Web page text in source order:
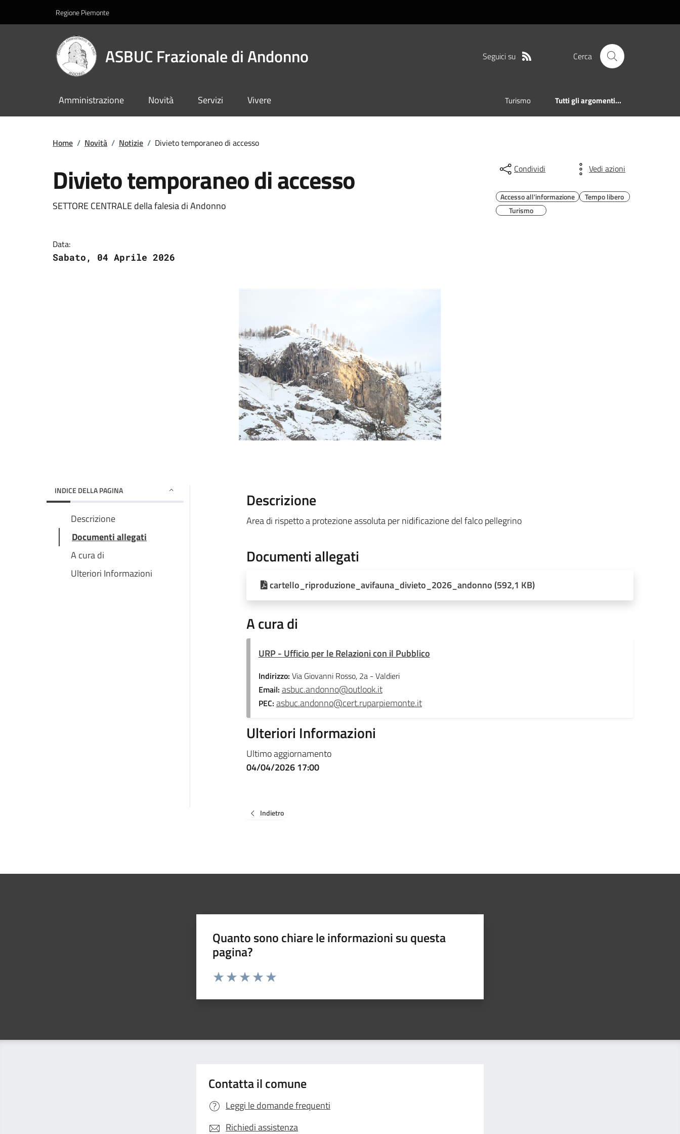
Regione Piemonte
ASBUC Frazionale di Andonno Seguici su Cerca
Amministrazione Novità Servizi Vivere Turismo Tutti gli argomenti...
Home / Novità / Notizie / Divieto temporaneo di accesso
Divieto temporaneo di accesso
SETTORE CENTRALE della falesia di Andonno
Data:
Sabato, 04 Aprile 2026
Condividi Vedi azioni
Accesso all'informazione
Tempo libero
Turismo
INDICE DELLA PAGINA
Descrizione
Documenti allegati
A cura di
Ulteriori Informazioni
Descrizione
Area di rispetto a protezione assoluta per nidificazione del falco pellegrino
Documenti allegati
cartello_riproduzione_avifauna_divieto_2026_andonno (592,1 KB)
A cura di
URP - Ufficio per le Relazioni con il Pubblico
Indirizzo: Via Giovanni Rosso, 2a - Valdieri
Email: asbuc.andonno@outlook.it
PEC: asbuc.andonno@cert.ruparpiemonte.it
Ulteriori Informazioni
Ultimo aggiornamento
04/04/2026 17:00
Indietro
Quanto sono chiare le informazioni su questa
pagina?
Valuta da 1 a 5 stelle la pagina
Contatta il comune
Leggi le domande frequenti
Richiedi assistenza